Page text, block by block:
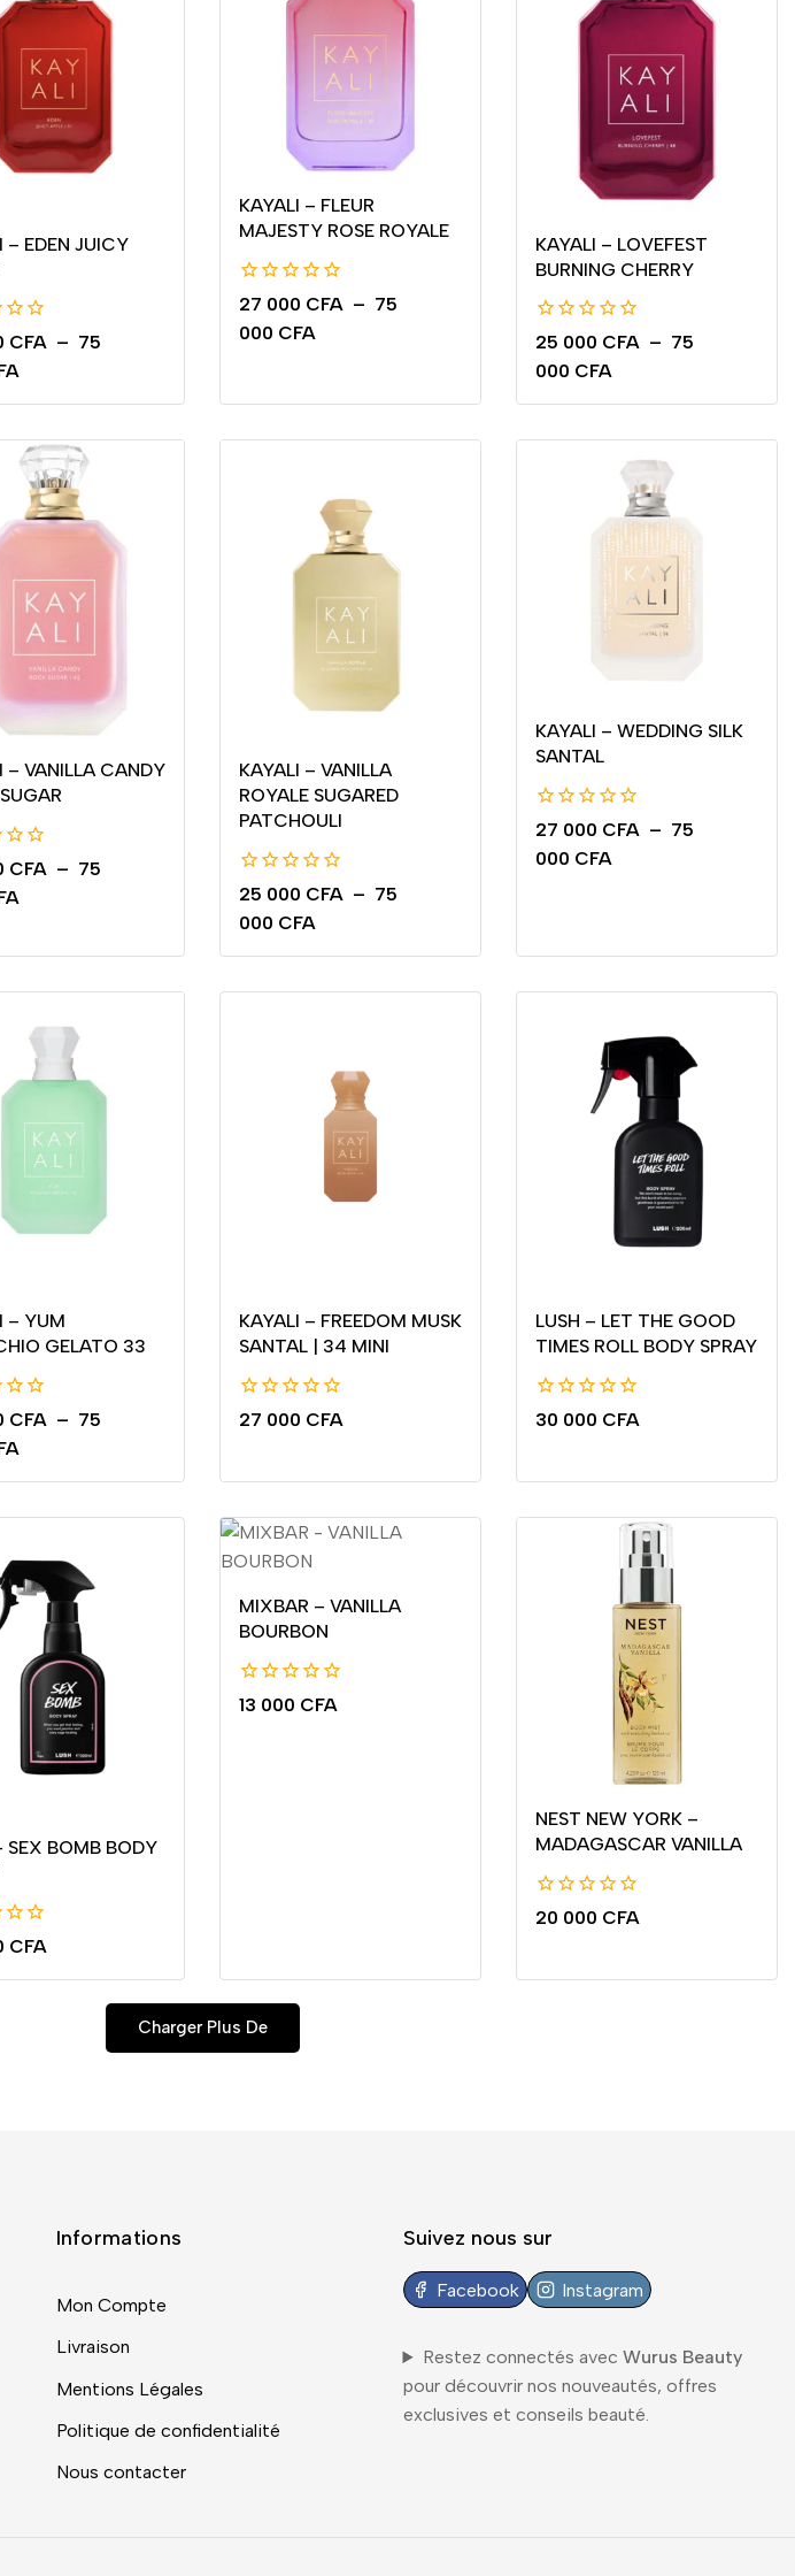
– EDEN JUICY
CFA – 75
KAYALI – FLEUR
MAJESTY ROSE ROYALE
0
5
27 000 CFA – 75
000 CFA
KAYALI – LOVEFEST
BURNING CHERRY
0
5
25 000 CFA – 75
000 CFA
– VANILLA CANDY
CFA – 75
KAYALI – VANILLA
ROYALE SUGARED
PATCHOULI
0
5
25 000 CFA – 75
000 CFA
KAYALI – WEDDING SILK
SANTAL
0
5
27 000 CFA – 75
000 CFA
– YUM
GELATO 33
CFA – 75
KAYALI – FREEDOM MUSK
SANTAL | 34 MINI
0
27 000 CFA
LUSH – LET THE GOOD
TIMES ROLL BODY SPRAY
0
30 000 CFA
SEX BOMB BODY
CFA
MIXBAR – VANILLA
BOURBON
0
13 000 CFA
NEST NEW YORK –
MADAGASCAR VANILLA
0
20 000 CFA
Charger Plus De
Informations
Mon Compte
Livraison
Mentions Légales
Politique de confidentialité
Nous contacter
Suivez nous sur
Facebook Instagram
Restez connectés avec Wurus Beauty
pour découvrir nos nouveautés, offres
exclusives et conseils beauté.